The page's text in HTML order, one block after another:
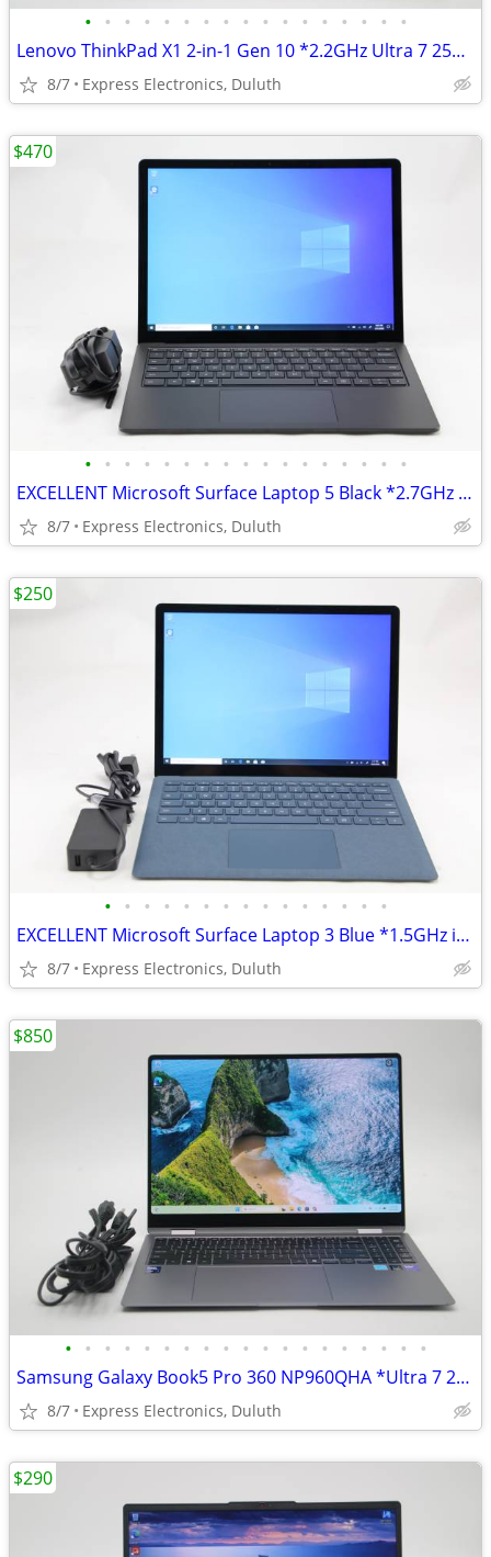
• • • • • • • • • • • • • • • • •
Lenovo ThinkPad X1 2-in-1 Gen 10 *2.2GHz Ultra 7 258V/32GB RAM/1TB SSD
8/7 Express Electronics, Duluth
• • • • • • • • • • • • • • • • •
EXCELLENT Microsoft Surface Laptop 5 Black *2.7GHz i7/16GB/256GB SSD*
8/7 Express Electronics, Duluth
$470
• • • • • • • • • • • • • • •
EXCELLENT Microsoft Surface Laptop 3 Blue *1.5GHz i5/8GB/256GB SSD*
8/7 Express Electronics, Duluth
$250
• • • • • • • • • • • • • • • • • • •
Samsung Galaxy Book5 Pro 360 NP960QHA *Ultra 7 256V/ 16GB RAM/ 1TB SSD
8/7 Express Electronics, Duluth
$850
$290